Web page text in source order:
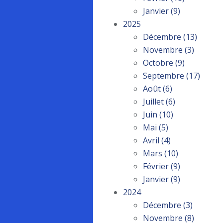
Janvier(9)
2025
Décembre (13)
Novembre (3)
Octobre (9)
Septembre (17)
Août(6)
Juillet(6)
Juin (10)
Mai (5)
Avril (4)
Mars (10)
Février(9)
Janvier(9)
2024
Décembre (3)
Novembre (8)